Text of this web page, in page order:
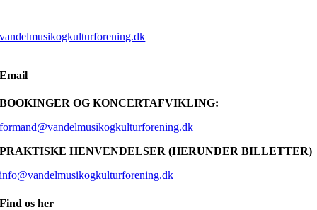
vandelmusikogkulturforening.dk
Email
BOOKINGER OG KONCERTAFVIKLING:
formand@vandelmusikogkulturforening.dk
PRAKTISKE HENVENDELSER (HERUNDER BILLETTER)
info@vandelmusikogkulturforening.dk
Find os her